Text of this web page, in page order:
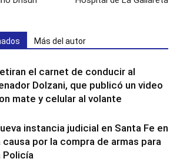
Más del autor
el carnet de conducir al
Dolzani, que publicó un video
mate y celular al volante
instancia judicial en Santa Fe en
causa por la compra de armas para
Policía